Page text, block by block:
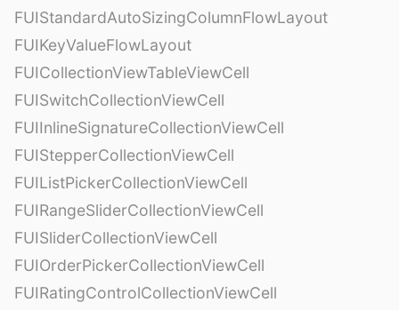
FUIStandardAutoSizingColumnFlowLayout
FUIKeyValueFlowLayout
FUICollectionViewTableViewCell
FUISwitchCollectionViewCell
FUIInlineSignatureCollectionViewCell
FUIStepperCollectionViewCell
FUIListPickerCollectionViewCell
FUIRangeSliderCollectionViewCell
FUISliderCollectionViewCell
FUIOrderPickerCollectionViewCell
FUIRatingControlCollectionViewCell